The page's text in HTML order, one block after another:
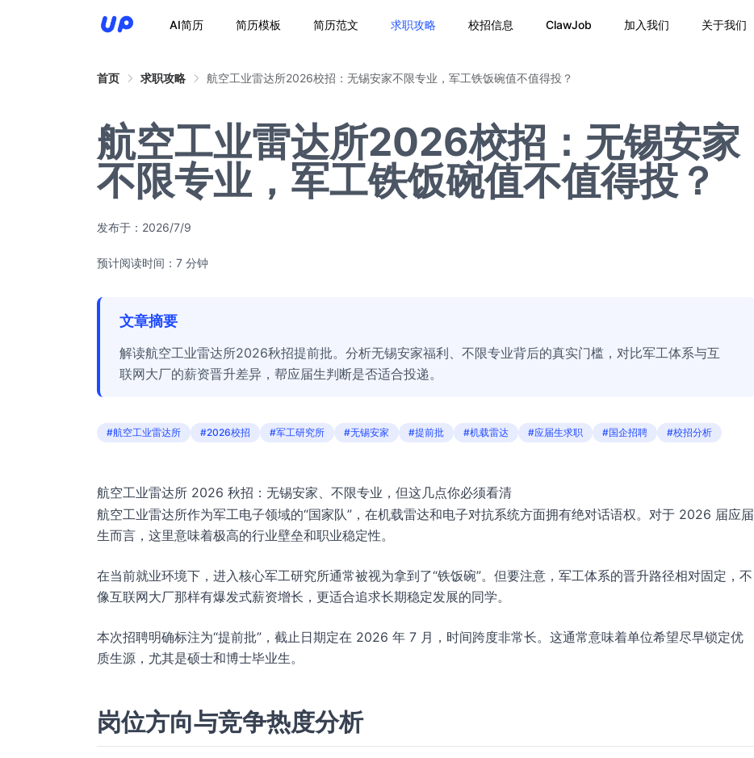
AI简历 简历模板 简历范文 求职攻略 校招信息 ClawJob 加入我们 关于我们
首页 求职攻略 航空工业雷达所2026校招：无锡安家不限专业，军工铁饭碗值不值得投？
航空工业雷达所2026校招：无锡安家
不限专业，军工铁饭碗值不值得投？
发布于： 2026/7/9
预计阅读时间：7 分钟
文章摘要
解读航空工业雷达所2026秋招提前批。分析无锡安家福利、不限专业背后的真实门槛，对比军工体系与互
联网大厂的薪资晋升差异，帮应届生判断是否适合投递。
#航空工业雷达所 #2026校招 #军工研究所 #无锡安家 #提前批 #机载雷达 #应届生求职 #国企招聘 #校招分析
航空工业雷达所 2026 秋招：无锡安家、不限专业，但这几点你必须看清
航空工业雷达所作为军工电子领域的“国家队”，在机载雷达和电子对抗系统方面拥有绝对话语权。对于 2026 届应届
生而言，这里意味着极高的行业壁垒和职业稳定性。
在当前就业环境下，进入核心军工研究所通常被视为拿到了“铁饭碗”。但要注意，军工体系的晋升路径相对固定，不
像互联网大厂那样有爆发式薪资增长，更适合追求长期稳定发展的同学。
本次招聘明确标注为“提前批”，截止日期定在 2026 年 7 月，时间跨度非常长。这通常意味着单位希望尽早锁定优
质生源，尤其是硕士和博士毕业生。
岗位方向与竞争热度分析